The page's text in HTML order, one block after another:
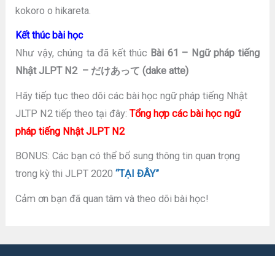
kokoro o hikareta.
Kết thúc bài học
Như vậy, chúng ta đã kết thúc Bài 61 – Ngữ pháp tiếng
Nhật JLPT N2 – だけあって (dake atte)
Hãy tiếp tục theo dõi các bài học ngữ pháp tiếng Nhật
JLTP N2 tiếp theo tại đây:Tổng hợp các bài học ngữ
pháp tiếng Nhật JLPT N2
BONUS: Các bạn có thể bổ sung thông tin quan trọng
trong kỳ thi JLPT 2020“TẠI ĐÂY”
Cảm ơn bạn đã quan tâm và theo dõi bài học!